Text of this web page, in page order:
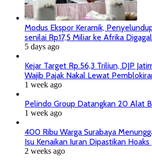
Modus Ekspor Keramik,
senilai Rp17,5 Miliar ke Afrika
5 days ago
Kejar Target Rp.56,3 Triliun, DJP
Wajib Pajak Nakal Lewat
1 week ago
Pelindo Group Datangkan 20 Alat
1 week ago
400 Ribu Warga Surabaya
Isu Kenaikan Iuran Dipastikan Hoaks
2 weeks ago